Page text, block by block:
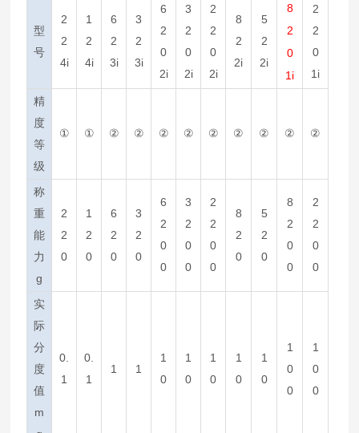
型
号
2
2
4i
1
2
4i
6
2
3i
3
2
3i
6
2
0
2i
3
2
0
2i
2
2
0
2i
8
2
2i
5
2
2i
8
2
0
1i
2
2
0
1i
精
度
等
级
① ① ② ② ② ② ② ② ② ② ②
称
重
能
力
g
2
2
0
1
2
0
6
2
0
3
2
0
6
2
0
0
3
2
0
0
2
2
0
0
8
2
0
5
2
0
8
2
0
0
2
2
0
0
实
际
分
度
值
m
0.
1
0.
1
1 1
1
0
1
0
1
0
1
0
1
0
1
0
0
1
0
0